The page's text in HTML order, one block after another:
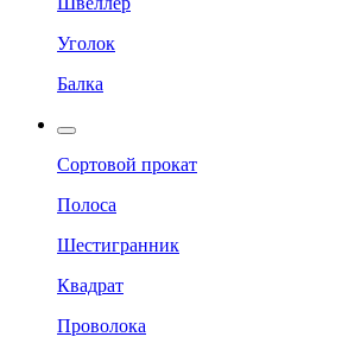
Уголок
Балка
Сортовой прокат
Полоса
Шестигранник
Квадрат
Проволока